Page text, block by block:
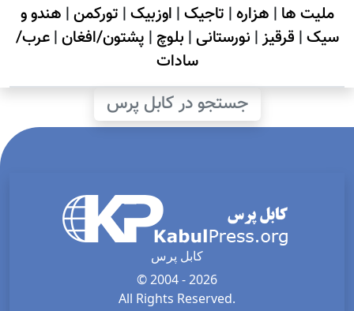
ملیت ها | هزاره| تاجیک| اوزبیک| تورکمن| هندو و
سیک| قرقیز| نورستانی| بلوچ | پشتون/افغان|عرب/
سادات
جستجو در کابل پرس
کابل پرس
© 2004 - 2026
All Rights Reserved.